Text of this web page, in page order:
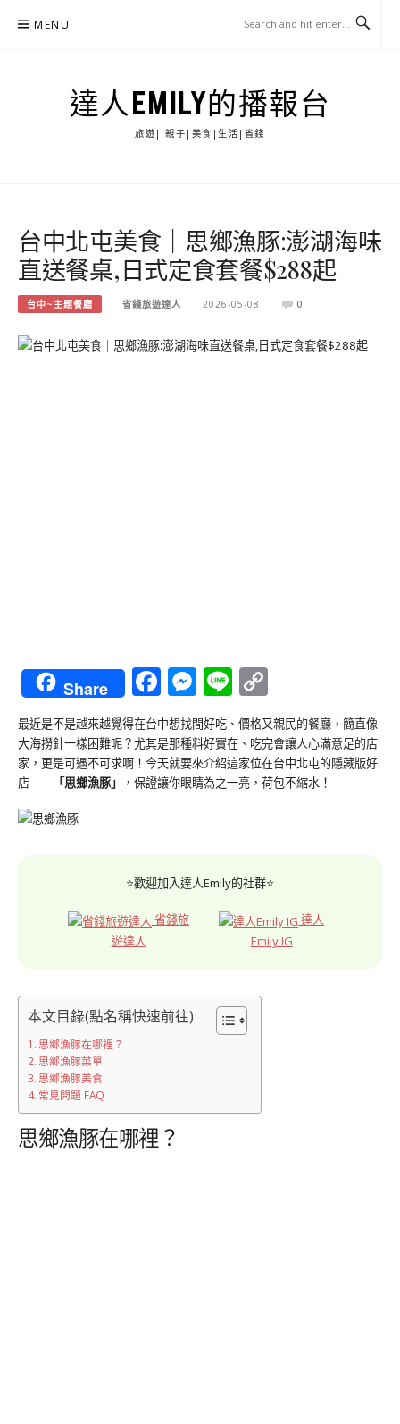
MENU
達人EMILY的播報台
旅遊| 親子|美食|生活|省錢
台中北屯美食｜思鄉漁豚:澎湖海味
直送餐桌,日式定食套餐$288起
台中~主題餐廳 省錢旅遊達人 2026-05-08 0
Share Facebook
Messenger
Line
Link
最近是不是越來越覺得在台中想找間好吃、價格又親民的餐廳，簡直像
大海撈針一樣困難呢？尤其是那種料好實在、吃完會讓人心滿意足的店
家，更是可遇不可求啊！今天就要來介紹這家位在台中北屯的隱藏版好
店—— 「思鄉漁豚」 ，保證讓你眼睛為之一亮，荷包不縮水！
⭐歡迎加入達人Emily的社群⭐
省錢旅
遊達人
達人
Emily IG
本文目錄(點名稱快速前往)
思鄉漁豚在哪裡？
思鄉漁豚菜單
思鄉漁豚美食
常見問題 FAQ
思鄉漁豚在哪裡？